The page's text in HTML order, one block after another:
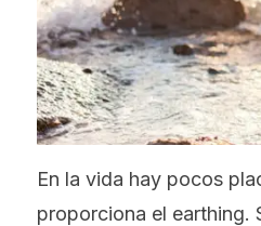
En la vida hay pocos
proporciona el earthing.